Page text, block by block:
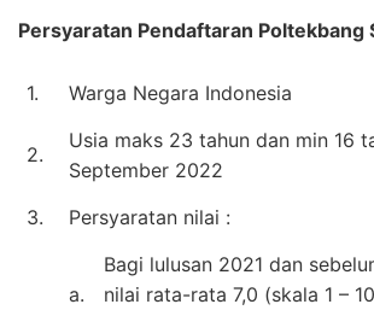
Persyaratan Pendaftaran Poltekbang
1. Warga Negara Indonesia
2.
Usia maks 23 tahun dan min 16
September 2022
3.
Persyaratan nilai :
a.
Bagi lulusan 2021 dan
nilai rata-rata 7,0 (skala 1 –